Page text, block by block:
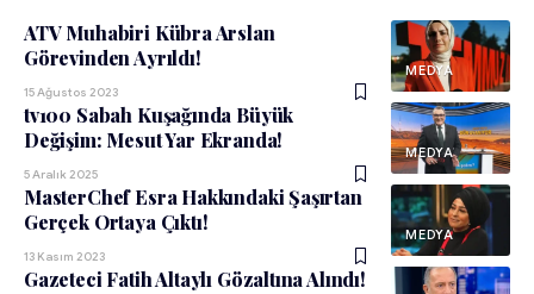
MEDYA
ATV Muhabiri Kübra Arslan
Görevinden Ayrıldı!
15 Ağustos 2023
MEDYA
tv100 Sabah Kuşağında Büyük
Değişim: Mesut Yar Ekranda!
5 Aralık 2025
MEDYA
MasterChef Esra Hakkındaki Şaşırtan
Gerçek Ortaya Çıktı!
13 Kasım 2023
Gazeteci Fatih Altaylı Gözaltına Alındı!